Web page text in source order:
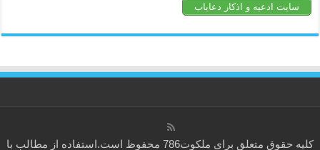
سایت ادعیه و اذکار دعایاب
کلیه حقوق متعلق برای ملکوت786 محفوظ است.استفاده از مطالب با